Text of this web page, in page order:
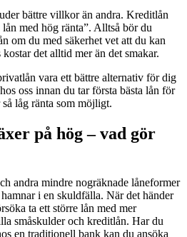
bättre villkor än andra. Kreditlån
med hög ränta”. Alltså bör du
om du med säkerhet vet att du kan
det alltid mer än det smakar.
vara ett bättre alternativ för dig
oss innan du tar första bästa lån för
låg ränta som möjligt.
på hög – vad gör
andra mindre nogräknade låneformer
i en skuldfälla. När det händer
ta ett större lån med mer
småskulder och kreditlån. Har du
en traditionell bank kan du ansöka